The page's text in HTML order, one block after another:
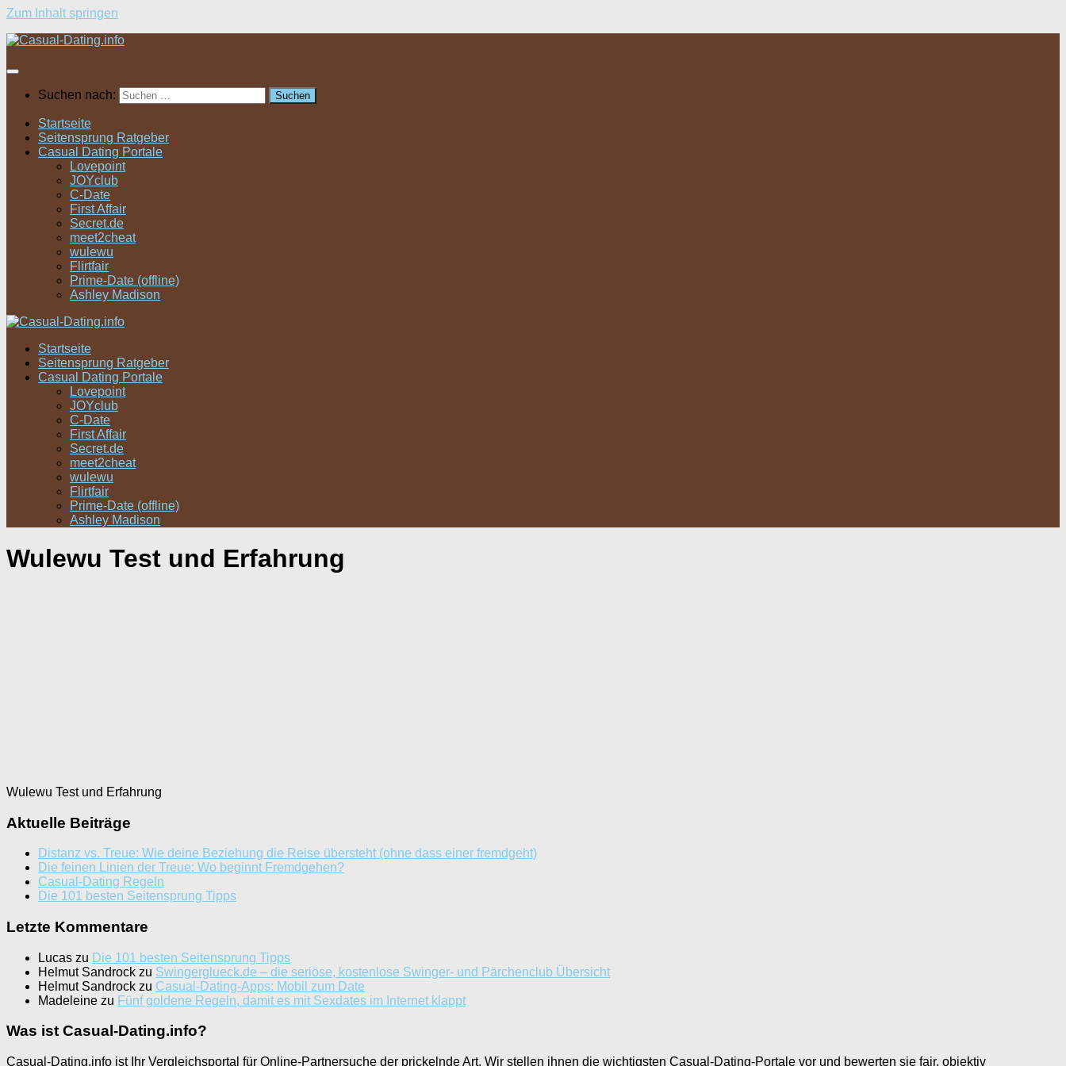
Zum Inhalt springen
Suchen nach:
Startseite
Seitensprung Ratgeber
Casual Dating Portale
Lovepoint
JOYclub
C-Date
First Affair
Secret.de
meet2cheat
wulewu
Flirtfair
Prime-Date (offline)
Ashley Madison
Startseite
Seitensprung Ratgeber
Casual Dating Portale
Lovepoint
JOYclub
C-Date
First Affair
Secret.de
meet2cheat
wulewu
Flirtfair
Prime-Date (offline)
Ashley Madison
Wulewu Test und Erfahrung
Wulewu Test und Erfahrung
Aktuelle Beiträge
Distanz vs. Treue: Wie deine Beziehung die Reise übersteht (ohne dass einer fremdgeht)
Die feinen Linien der Treue: Wo beginnt Fremdgehen?
Casual-Dating Regeln
Die 101 besten Seitensprung Tipps
Letzte Kommentare
Lucas zu Die 101 besten Seitensprung Tipps
Helmut Sandrock zu Swingerglueck.de – die seriöse, kostenlose Swinger- und Pärchenclub Übersicht
Helmut Sandrock zu Casual-Dating-Apps: Mobil zum Date
Madeleine zu Fünf goldene Regeln, damit es mit Sexdates im Internet klappt
Was ist Casual-Dating.info?
Casual-Dating.info ist Ihr Vergleichsportal für Online-Partnersuche der prickelnde Art. Wir stellen ihnen die wichtigsten Casual-Dating-Portale vor und bewerten sie fair, objektiv